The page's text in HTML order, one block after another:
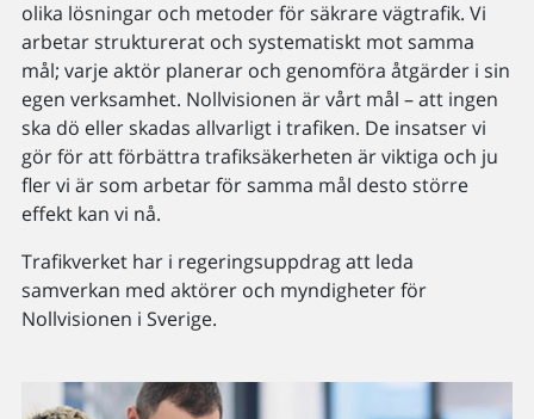
olika lösningar och metoder för säkrare vägtrafik. Vi
arbetar strukturerat och systematiskt mot samma
mål; varje aktör planerar och genomföra åtgärder i sin
egen verksamhet. Nollvisionen är vårt mål – att ingen
ska dö eller skadas allvarligt i trafiken. De insatser vi
gör för att förbättra trafiksäkerheten är viktiga och ju
fler vi är som arbetar för samma mål desto större
effekt kan vi nå.
Trafikverket har i regeringsuppdrag att leda
samverkan med aktörer och myndigheter för
Nollvisionen i Sverige.